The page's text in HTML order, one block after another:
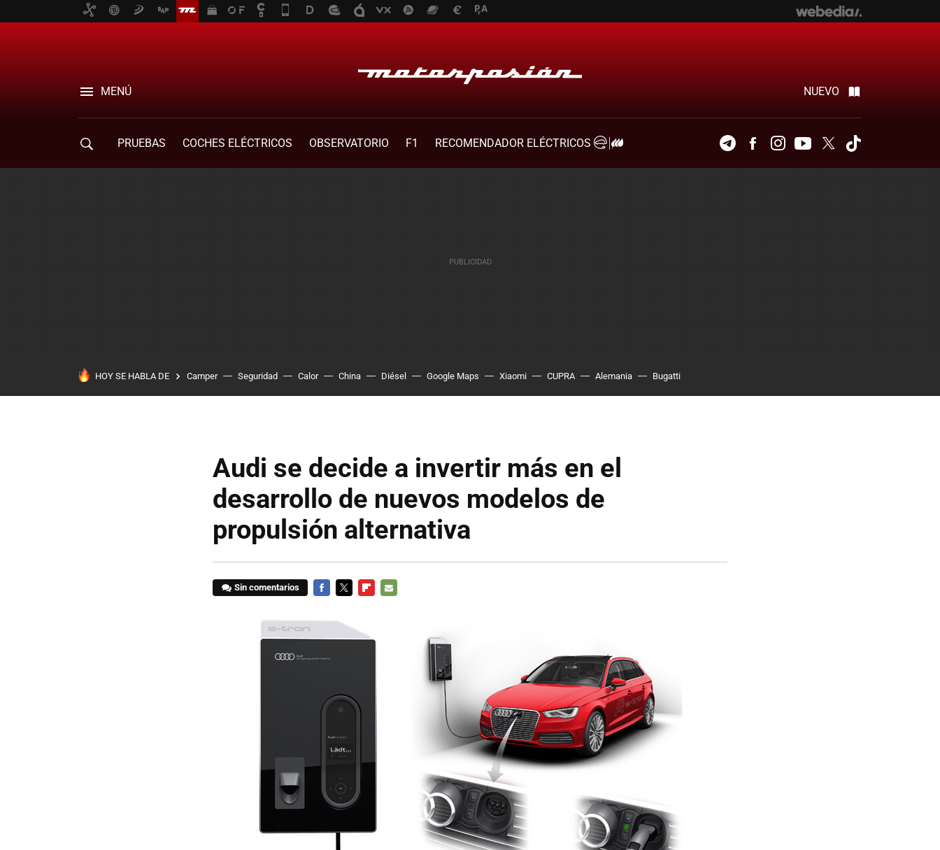
MENÚ NUEVO
PRUEBAS COCHES ELÉCTRICOS OBSERVATORIO F1
RECOMENDADOR ELÉCTRICOS
TelegramFacebookInstagramYoutubeTwitter
HOY SE HABLA DE Camper Seguridad Calor China Diésel Google Maps Xiaomi CUPRA Alemania Bugatti
Audi se decide a invertir más en el
desarrollo de nuevos modelos de
propulsión alternativa
Sin comentarios